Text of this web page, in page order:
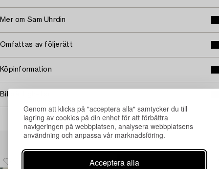
Genom att klicka på "acceptera alla" samtycker du till
lagring av cookies på din enhet för att förbättra
navigeringen på webbplatsen, analysera webbplatsens
användning och anpassa vår marknadsföring.
Acceptera alla
Mer om Sam Uhrdin
Omfattas av följerätt
Köpinformation
Bildrättigheter
Andra har även tittat på